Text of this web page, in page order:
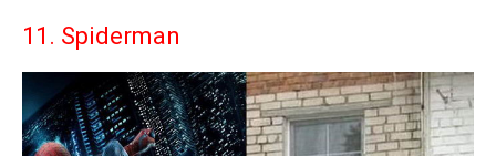
11. Spiderman